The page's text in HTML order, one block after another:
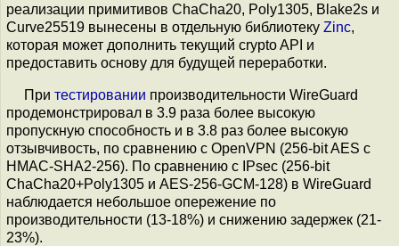
реализации примитивов ChaCha20, Poly1305, Blake2s и
Curve25519 вынесены в отдельную библиотеку Zinc,
которая может дополнить текущий crypto API и
предоставить основу для будущей переработки.
При тестировании производительности WireGuard
продемонстрировал в 3.9 раза более высокую
пропускную способность и в 3.8 раз более высокую
отзывчивость, по сравнению с OpenVPN (256-bit AES c
HMAC-SHA2-256). По сравнению с IPsec (256-bit
ChaCha20+Poly1305 и AES-256-GCM-128) в WireGuard
наблюдается небольшое опережение по
производительности (13-18%) и снижению задержек (21-
23%).